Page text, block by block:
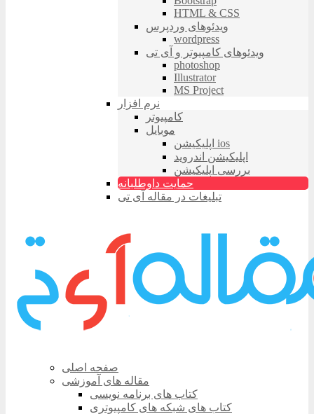
HTML & CSS
ویدئوهای وردپرس
wordpress
ویدئوهای کامپیوتر و آی تی
photoshop
Illustrator
MS Project
نرم افزار
کامپیوتر
موبایل
اپلیکیشن ios
اپلیکیشن اندروید
بررسی اپلیکیشن
حمایت داوطلبانه
تبلیغات در مقاله آی تی
صفحه اصلی
مقاله های آموزشی
کتاب های برنامه نویسی
کتاب های شبکه های کامپیوتری